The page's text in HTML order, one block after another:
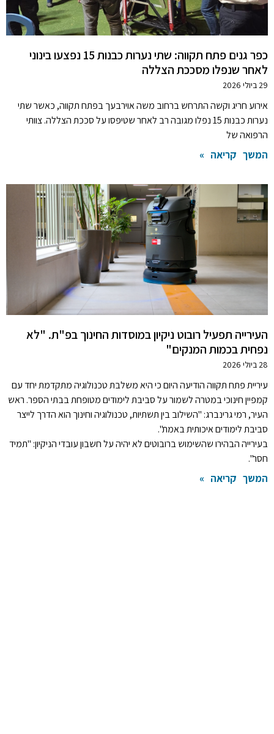
כפר גנים פתח תקווה: שתי נערות כבנות 15 נפצעו בינוני
לאחר שנפלו מסככת הצללה
29 ביולי 2026
אירוע חריג וקשה התרחש ברחוב משה אוירבעך בפתח תקווה, כאשר שתי
נערות כבנות 15 נפלו מגובה רב לאחר שטיפסו על סככת הצללה. צוותי
הרפואה של
המשך קריאה »
העירייה תפעיל רובוט ניקיון במוסדות החינוך בפ"ת. "לא
נפחית בכמות המנקים"
28 ביולי 2026
עיריית פתח תקווה הודיעה היום כי היא משלבת טכנולוגיה מתקדמת יחד עם
קמפיין חינוכי במטרה לשמור על סביבת לימודים מטופחת בבתי הספר. ראש
העיר, רמי גרינברג: "השילוב בין תשתיות, טכנולוגיה וחינוך הוא הדרך לייצר
סביבת לימודים איכותית באמת".
בעירייה הבהירו שהשימוש ברובוטים לא יהיה על חשבון עובדי הניקיון: "תמיד
חסר".
המשך קריאה »